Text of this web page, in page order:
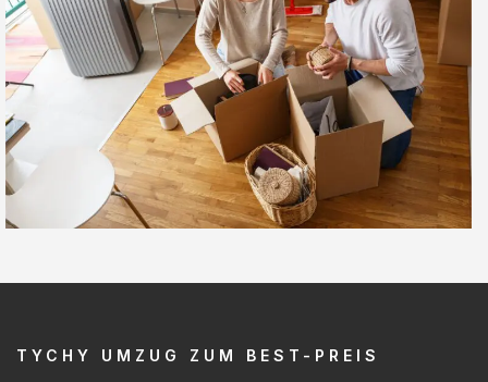
TYCHY UMZUG ZUM BEST-PREIS